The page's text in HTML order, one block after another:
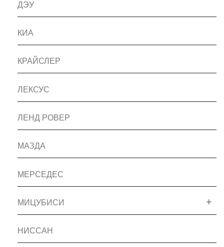
ДЭУ
КИА
КРАЙСЛЕР
ЛЕКСУС
ЛЕНД РОВЕР
МАЗДА
МЕРСЕДЕС
МИЦУБИСИ
НИССАН